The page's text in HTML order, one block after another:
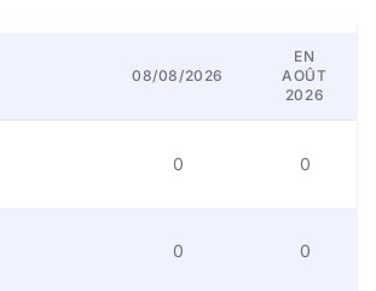
08/08/2026
EN
AOÛT
2026
0 0
0 0